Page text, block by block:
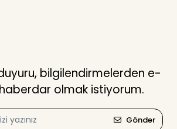
bilgilendirmelerden e-
olmak istiyorum.
Gönder